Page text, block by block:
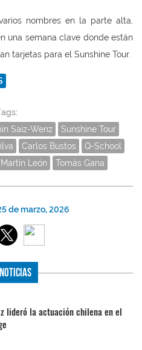
nombres en la parte alta,
una semana clave donde están
tarjetas para el Sunshine Tour.
Saiz-Wenz
Sunshine Tour
Carlos Bustos
Q-School
Martín León Tomás Gana
de marzo, 2026
lideró la actuación chilena en el